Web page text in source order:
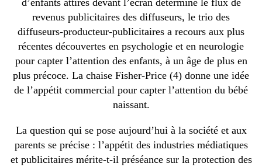
revenus publicitaires des diffuseurs, le trio des
diffuseurs-producteur-publicitaires a recours aux plus
récentes découvertes en psychologie et en neurologie
pour capter l’attention des enfants, à un âge de plus en
plus précoce. La chaise Fisher-Price (4) donne une idée
de l’appétit commercial pour capter l’attention du bébé
naissant.
La question qui se pose aujourd’hui à la société et aux
parents se précise : l’appétit des industries médiatiques
et publicitaires mérite-t-il préséance sur la protection des